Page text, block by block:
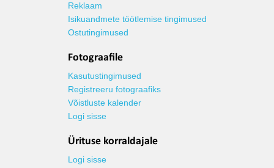
Reklaam
Isikuandmete töötlemise tingimused
Ostutingimused
Fotograafile
Kasutustingimused
Registreeru fotograafiks
Võistluste kalender
Logi sisse
Ürituse korraldajale
Logi sisse